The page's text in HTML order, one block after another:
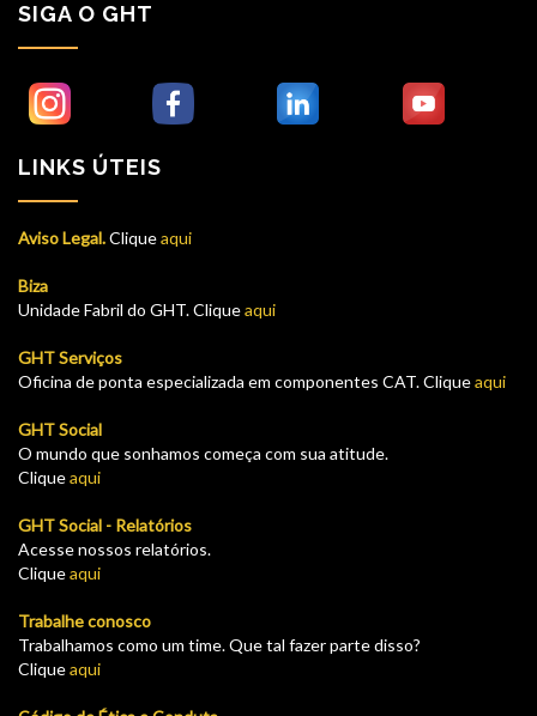
SIGA O GHT
LINKS ÚTEIS
Aviso Legal.Cliqueaqui
Biza
Unidade Fabril do GHT. Cliqueaqui
GHT Serviços
Oficina de ponta especializada em componentes CAT. Cliqueaqui
GHT Social
O mundo que sonhamos começa com sua atitude.
Cliqueaqui
GHT Social - Relatórios
Acesse nossos relatórios.
Cliqueaqui
Trabalhe conosco
Trabalhamos como um time. Que tal fazer parte disso?
Cliqueaqui